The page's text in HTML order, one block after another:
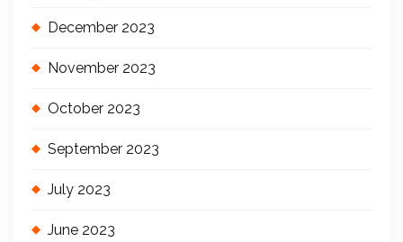
December 2023
November 2023
October 2023
September 2023
July 2023
June 2023